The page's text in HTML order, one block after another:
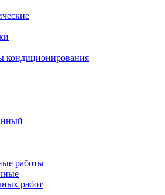
кондиционирования
работы
работ